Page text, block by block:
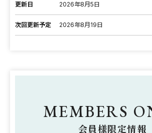
更新日 2026年8月5日
次回更新予定 2026年8月19日
MEMBERS
会員様限定情報